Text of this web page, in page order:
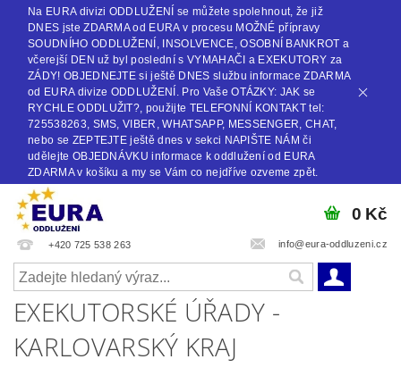
Na EURA divizi ODDLUŽENÍ se můžete spolehnout, že již
DNES jste ZDARMA od EURA v procesu MOŽNÉ přípravy
SOUDNÍHO ODDLUŽENÍ, INSOLVENCE, OSOBNÍ BANKROT a
včerejší DEN už byl poslední s VYMAHAČI a EXEKUTORY za
ZÁDY! OBJEDNEJTE si ještě DNES službu informace ZDARMA
od EURA divize ODDLUŽENÍ. Pro Vaše OTÁZKY: JAK se
RYCHLE ODDLUŽIT?, použijte TELEFONNÍ KONTAKT tel:
725538263, SMS, VIBER, WHATSAPP, MESSENGER, CHAT,
nebo se ZEPTEJTE ještě dnes v sekci NAPIŠTE NÁM či
udělejte OBJEDNÁVKU informace k oddlužení od EURA
ZDARMA v košíku a my se Vám co nejdříve ozveme zpět.
+420 725 538 263 info@eura-oddluzeni.cz
0 Kč
EXEKUTORSKÉ ÚŘADY -
KARLOVARSKÝ KRAJ